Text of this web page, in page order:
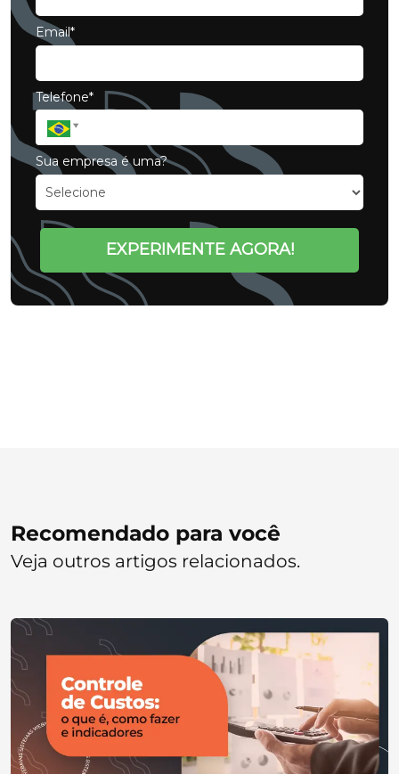
Email*
Telefone*
Sua empresa é uma?
EXPERIMENTE AGORA!
Recomendado para você
Veja outros artigos relacionados.